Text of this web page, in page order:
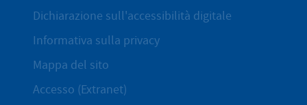
Dichiarazione sull'accessibilità digitale
Informativa sulla privacy
Mappa del sito
Accesso (Extranet)